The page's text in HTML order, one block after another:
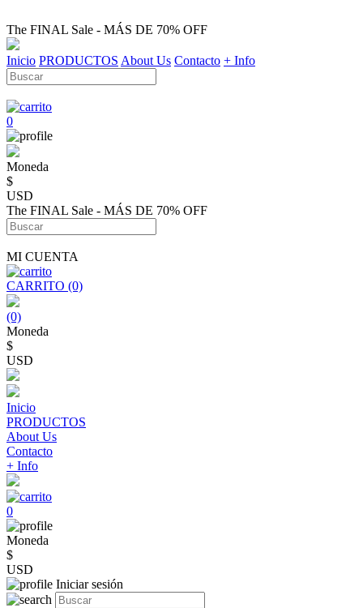
The FINAL Sale - MÁS DE 70% OFF
Inicio PRODUCTOS About Us Contacto + Info
0
Moneda
$
USD
The FINAL Sale - MÁS DE 70% OFF
MI CUENTA
CARRITO (0)
(0)
Moneda
$
USD
Inicio
PRODUCTOS
About Us
Contacto
+ Info
0
Moneda
$
USD
Iniciar sesión